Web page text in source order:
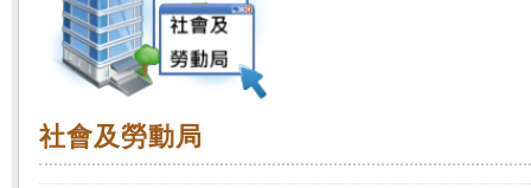
社會及勞動局